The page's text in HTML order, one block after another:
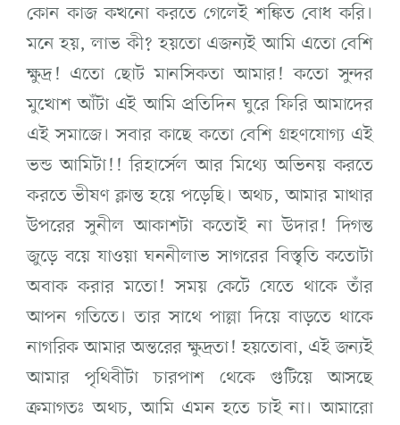
কোন কাজ কখনো করতে গেলেই শঙ্কিত বোধ করি।
মনে হয়, লাভ কী? হয়তো এজন্যই আমি এতো বেশি
ক্ষুদ্র! এতো ছোট মানসিকতা আমার! কতো সুন্দর
মুখোশ আঁটা এই আমি প্রতিদিন ঘুরে ফিরি আমাদের
এই সমাজে। সবার কাছে কতো বেশি গ্রহণযোগ্য এই
ভন্ড আমিটা!! রিহার্সেল আর মিথ্যে অভিনয় করতে
করতে ভীষণ ক্লান্ত হয়ে পড়েছি। অথচ, আমার মাথার
উপরের সুনীল আকাশটা কতোই না উদার! দিগন্ত
জুড়ে বয়ে যাওয়া ঘননীলাভ সাগরের বিস্তৃতি কতোটা
অবাক করার মতো! সময় কেটে যেতে থাকে তাঁর
আপন গতিতে। তার সাথে পাল্লা দিয়ে বাড়তে থাকে
নাগরিক আমার অন্তরের ক্ষুদ্রতা! হয়তোবা, এই জন্যই
আমার পৃথিবীটা চারপাশ থেকে গুটিয়ে আসছে
ক্রমাগতঃ অথচ, আমি এমন হতে চাই না। আমারো